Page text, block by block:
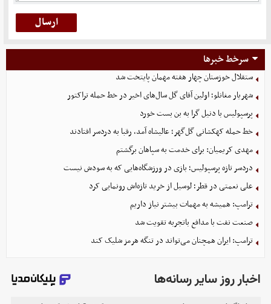
سرخط خبرها
ستقلال خوزستان چهار هفته مهمان پایتخت شد
شهریار مغانلو؛ اولین آقای گل سال‌های اخیر در خط حمله تراکتور
پرسپولیس با دنیل گرا به بن بست خورد
خط حمله کهکشانی گل‌گهر؛ عالیشاه آمد، رقبا به دردسر افتادند
مهدی کریمیان: برای خدمت به سپاهان برگشتم
دردسر تازه پرسپولیس؛ بازی در ورزشگاه‌هایی که به سودش نیست
علی نعمتی در قطر؛ لوسیل از خرید تازه‌اش رونمایی کرد
ترامپ: همیشه به مهمات بیشتر نیاز داریم
صنعت نفت با مدافع باتجربه تقویت شد
ترامپ: ایران همچنان می‌تواند در تنگه هرمز شلیک کند